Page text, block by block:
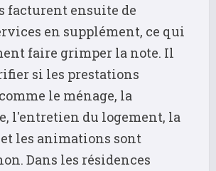
facturent ensuite de
en supplément, ce qui
faire grimper la note. Il
si les prestations
le ménage, la
l'entretien du logement, la
les animations sont
Dans les résidences